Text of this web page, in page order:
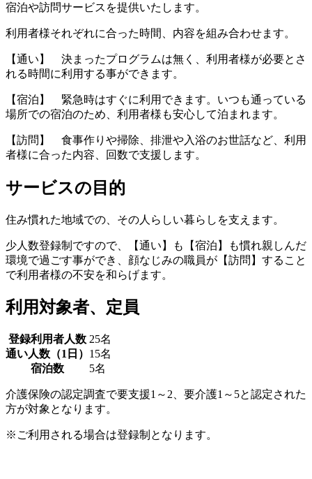
宿泊や訪問サービスを提供いたします。
利用者様それぞれに合った時間、内容を組み合わせます。
【通い】 決まったプログラムは無く、利用者様が必要とさ
れる時間に利用する事ができます。
【宿泊】 緊急時はすぐに利用できます。いつも通っている
場所での宿泊のため、利用者様も安心して泊まれます。
【訪問】 食事作りや掃除、排泄や入浴のお世話など、利用
者様に合った内容、回数で支援します。
サービスの目的
住み慣れた地域での、その人らしい暮らしを支えます。
少人数登録制ですので、【通い】も【宿泊】も慣れ親しんだ
環境で過ごす事ができ、顔なじみの職員が【訪問】すること
で利用者様の不安を和らげます。
利用対象者、定員
登録利用者人数 25名
通い人数（1日） 15名
宿泊数
5名
介護保険の認定調査で要支援1～2、要介護1～5と認定された
方が対象となります。
※ご利用される場合は登録制となります。